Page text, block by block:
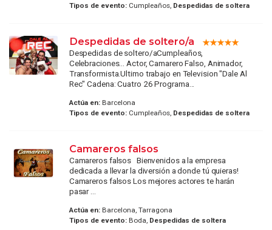
Tipos de evento:Cumpleaños, Despedidas de soltera
Despedidas de soltero/a
Despedidas de soltero/aCumpleaños,
Celebraciones... Actor, Camarero Falso, Animador,
Transformista.Ultimo trabajo en Television "Dale Al
Rec" Cadena: Cuatro 26 Programa...
Actúa en:Barcelona
Tipos de evento:Cumpleaños, Despedidas de soltera
Camareros falsos
Camareros falsos Bienvenidos a la empresa
dedicada a llevar la diversión a donde tú quieras!
Camareros falsos Los mejores actores te harán
pasar ...
Actúa en:Barcelona, Tarragona
Tipos de evento:Boda, Despedidas de soltera